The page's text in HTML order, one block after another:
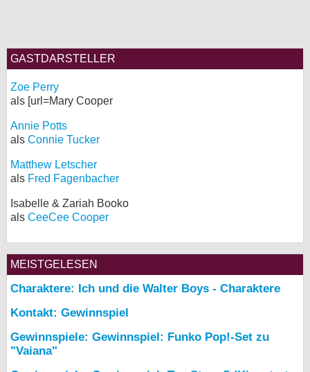
GASTDARSTELLER
Zoe Perry
als [url=Mary Cooper
Annie Potts
als Connie Tucker
Matthew Letscher
als Fred Fagenbacher
Isabelle & Zariah Booko
als CeeCee Cooper
MEISTGELESEN
Charaktere: Ich und die Walter Boys - Charaktere
Kontakt: Gewinnspiel
Gewinnspiele: Gewinnspiel: Funko Pop!-Set zu
"Vaiana"